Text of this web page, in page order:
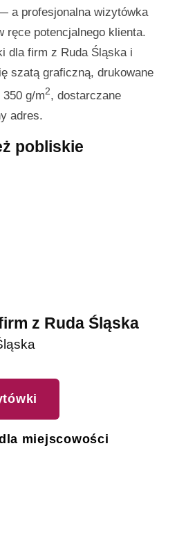
a profesjonalna wizytówka
ręce potencjalnego klienta.
dla firm z Ruda Śląska i
szatą graficzną, drukowane
g/m2, dostarczane
adres.
pobliskie
z Ruda Śląska
miejscowości